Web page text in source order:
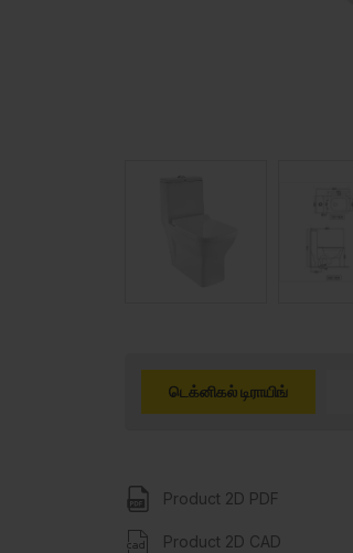
டெக்னிகல் டிராயிங்
Product 2D PDF
Product 2D CAD